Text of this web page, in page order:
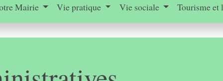
Mairie Vie pratique Vie sociale Tourisme et